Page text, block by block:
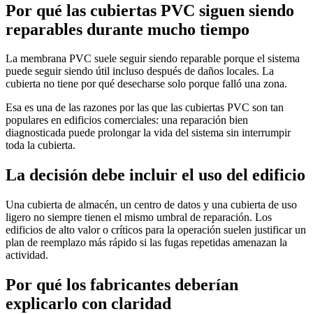
Por qué las cubiertas PVC siguen siendo
reparables durante mucho tiempo
La membrana PVC suele seguir siendo reparable porque el sistema
puede seguir siendo útil incluso después de daños locales. La
cubierta no tiene por qué desecharse solo porque falló una zona.
Esa es una de las razones por las que las cubiertas PVC son tan
populares en edificios comerciales: una reparación bien
diagnosticada puede prolongar la vida del sistema sin interrumpir
toda la cubierta.
La decisión debe incluir el uso del edificio
Una cubierta de almacén, un centro de datos y una cubierta de uso
ligero no siempre tienen el mismo umbral de reparación. Los
edificios de alto valor o críticos para la operación suelen justificar un
plan de reemplazo más rápido si las fugas repetidas amenazan la
actividad.
Por qué los fabricantes deberían
explicarlo con claridad